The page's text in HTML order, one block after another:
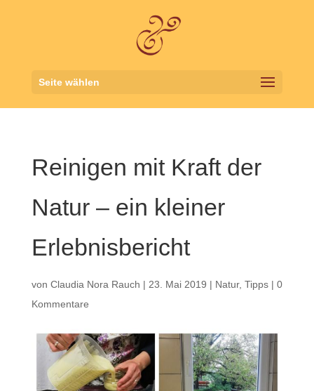
Seite wählen
Reinigen mit Kraft der
Natur – ein kleiner
Erlebnisbericht
von Claudia Nora Rauch | 23. Mai 2019 | Natur, Tipps| 0
Kommentare